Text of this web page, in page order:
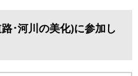
･河川の美化)に参加し